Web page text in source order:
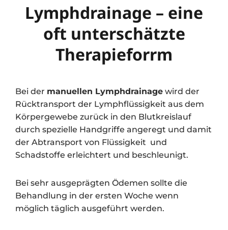
Lymphdrainage – eine
oft unterschätzte
Therapieforrm
Bei der manuellen Lymphdrainagewird der
Rücktransport der Lymphflüssigkeit aus dem
Körpergewebe zurück in den Blutkreislauf
durch spezielle Handgriffe angeregt und damit
der Abtransport von Flüssigkeit und
Schadstoffe erleichtert und beschleunigt.
Bei sehr ausgeprägten Ödemen sollte die
Behandlung in der ersten Woche wenn
möglich täglich ausgeführt werden.